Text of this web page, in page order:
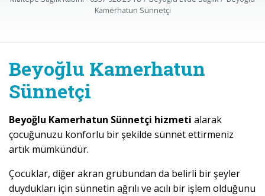
Kamerhatun Sünnetçi
Beyoğlu Kamerhatun
Sünnetçi
Beyoğlu Kamerhatun Sünnetçi hizmeti alarak
çocuğunuzu konforlu bir şekilde sünnet ettirmeniz
artık mümkündür.
Çocuklar, diğer akran grubundan da belirli bir şeyler
duydukları için sünnetin ağrılı ve acılı bir işlem olduğunu